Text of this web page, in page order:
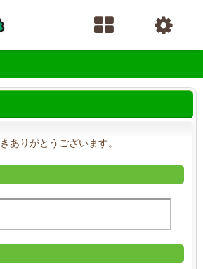
ありがとうございます。